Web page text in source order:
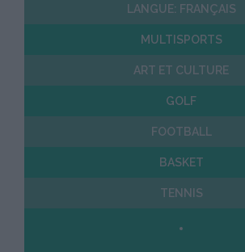
LANGUE: FRANÇAIS
MULTISPORTS
ART ET CULTURE
GOLF
FOOTBALL
BASKET
TENNIS